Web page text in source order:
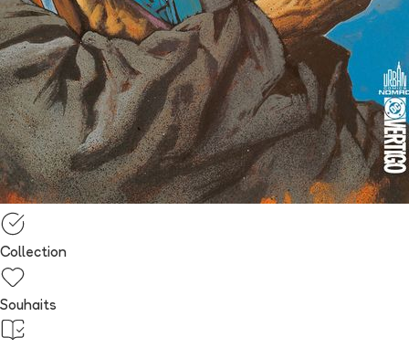
Collection
Souhaits